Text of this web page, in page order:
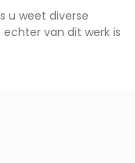
u weet diverse
van dit werk is